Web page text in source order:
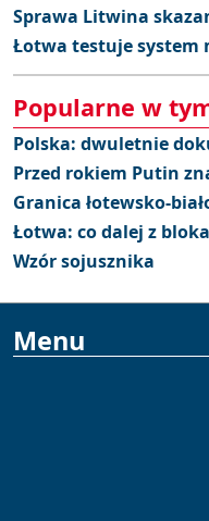
Sprawa Litwina
Łotwa testuje system
Popularne w
Polska: dwuletnie
Przed rokiem Putin
Granica łotewsko-
Łotwa: co dalej z
Wzór sojusznika
Menu